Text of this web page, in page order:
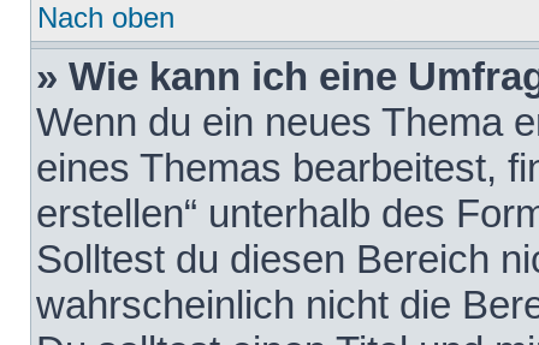
Nach oben
» Wie kann ich eine
Wenn du ein neues Thema
eines Themas bearbeitest,
erstellen“ unterhalb des
Solltest du diesen Bereich
wahrscheinlich nicht die